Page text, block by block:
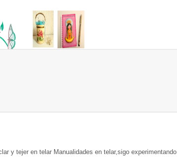
y tejer en telar Manualidades en telar,sigo experimentando